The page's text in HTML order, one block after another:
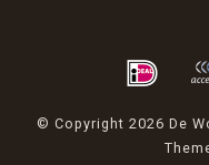
© Copyright 2026 De